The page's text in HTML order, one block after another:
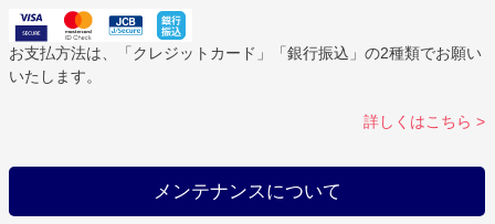
お支払方法は、「クレジットカード」「銀行振込」の2種類でお願い
いたします。
詳しくはこちら >
メンテナンスについて